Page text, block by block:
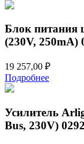
Блок питания
(230V, 250mA)
19 257,00 ₽
Подробнее
Усилитель
Bus, 230V)